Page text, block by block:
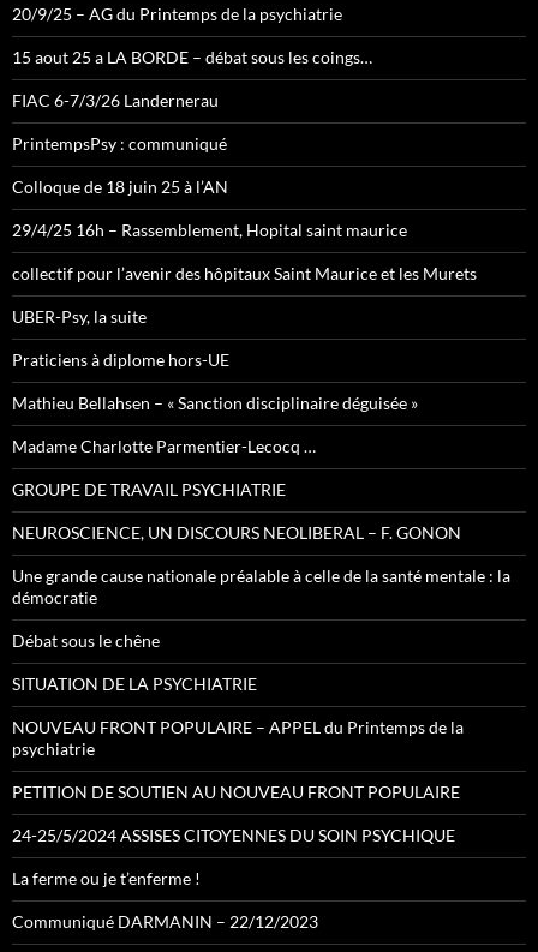
20/9/25 – AG du Printemps de la psychiatrie
15 aout 25 a LA BORDE – débat sous les coings…
FIAC 6-7/3/26 Landernerau
PrintempsPsy : communiqué
Colloque de 18 juin 25 à l’AN
29/4/25 16h – Rassemblement, Hopital saint maurice
collectif pour l’avenir des hôpitaux Saint Maurice et les Murets
UBER-Psy, la suite
Praticiens à diplome hors-UE
Mathieu Bellahsen – « Sanction disciplinaire déguisée »
Madame Charlotte Parmentier-Lecocq …
GROUPE DE TRAVAIL PSYCHIATRIE
NEUROSCIENCE, UN DISCOURS NEOLIBERAL – F. GONON
Une grande cause nationale préalable à celle de la santé mentale : la
démocratie
Débat sous le chêne
SITUATION DE LA PSYCHIATRIE
NOUVEAU FRONT POPULAIRE – APPEL du Printemps de la
psychiatrie
PETITION DE SOUTIEN AU NOUVEAU FRONT POPULAIRE
24-25/5/2024 ASSISES CITOYENNES DU SOIN PSYCHIQUE
La ferme ou je t’enferme !
Communiqué DARMANIN – 22/12/2023